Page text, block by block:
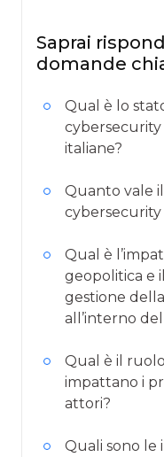
Saprai
domande
Qual è lo
italiane?
Quanto vale
cybersecurity
Qual è
geopolitica e
gestione
all’interno
Qual è il
impattano i
attori?
Quali sono le